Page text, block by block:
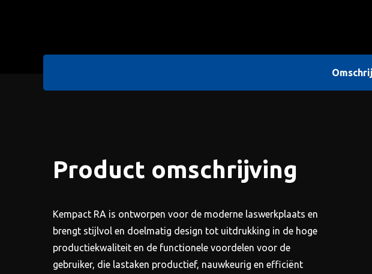
Product omschrijving
Kempact RA is ontworpen voor de moderne laswerkplaats en
brengt stijlvol en doelmatig design tot uitdrukking in de hoge
productiekwaliteit en de functionele voordelen voor de
gebruiker, die lastaken productief, nauwkeurig en efficiënt